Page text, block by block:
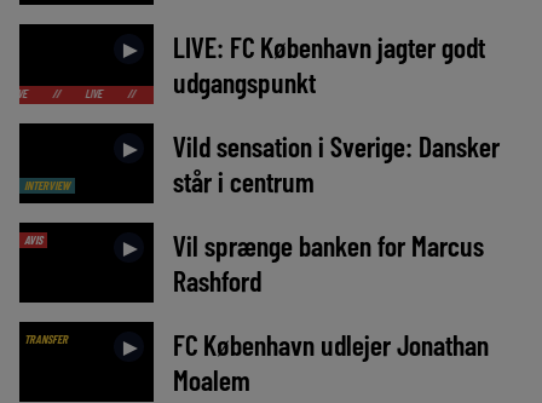
►
LIVE // LIVE // LIVE // LIVE //
LIVE: FC København jagter godt
udgangspunkt
INTERVIEW
►
Vild sensation i Sverige: Dansker
står i centrum
AVIS ►
Vil sprænge banken for Marcus
Rashford
TRANSFER ►
FC København udlejer Jonathan
Moalem